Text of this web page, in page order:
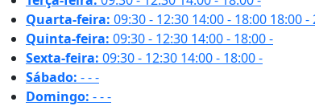
Quarta-feira: 09:30 - 12:30 14:00 - 18:00 18:00 -
Quinta-feira: 09:30 - 12:30 14:00 - 18:00-
Sexta-feira: 09:30 - 12:30 14:00 - 18:00-
Sábado: ---
Domingo: ---